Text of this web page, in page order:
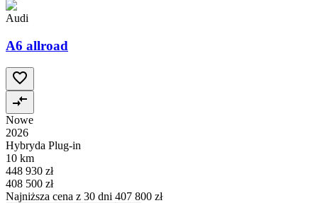
Audi
A6 allroad
Nowe
2026
Hybryda Plug-in
10 km
448 930 zł
408 500 zł
Najniższa cena z 30 dni 407 800 zł